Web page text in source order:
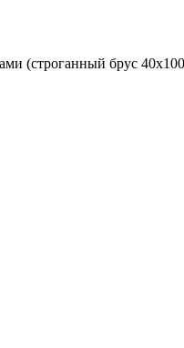
(строганный брус